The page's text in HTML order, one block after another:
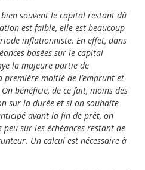
souvent le capital restant dû
est faible, elle est beaucoup
inflationniste. En effet, dans
basées sur le capital
la majeure partie de
première moitié de l’emprunt et
bénéficie, de ce fait, moins des
sur la durée et si on souhaite
avant la fin de prêt, on
peu sur les échéances restant de
Un calcul est nécessaire à